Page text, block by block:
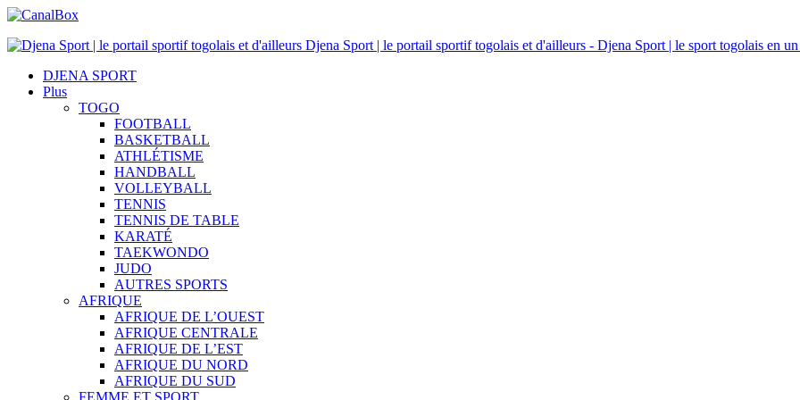
Djena Sport | le portail sportif togolais et d'ailleurs - Djena Sport | le sport togolais en
DJENA SPORT
Plus
TOGO
FOOTBALL
BASKETBALL
ATHLÉTISME
HANDBALL
VOLLEYBALL
TENNIS
TENNIS DE TABLE
KARATÉ
TAEKWONDO
JUDO
AUTRES SPORTS
AFRIQUE
AFRIQUE DE L’OUEST
AFRIQUE CENTRALE
AFRIQUE DE L’EST
AFRIQUE DU NORD
AFRIQUE DU SUD
FEMME ET SPORT